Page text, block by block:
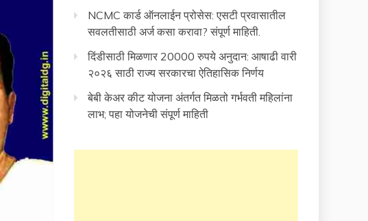
NCMC कार्ड ऑनलाईन प्रोसेस: एसटी प्रवासातील
सवलतीसाठी अर्ज कसा करावा? संपूर्ण माहिती.
दिंडीसाठी मिळणार 20000 रुपये अनुदान: आषाढी वारी
२०२६ साठी राज्य सरकारचा ऐतिहासिक निर्णय
बेबी केअर कीट योजना अंतर्गत मिळतो गर्भवती महिलांना
लाभ; पहा योजनेची संपूर्ण माहिती